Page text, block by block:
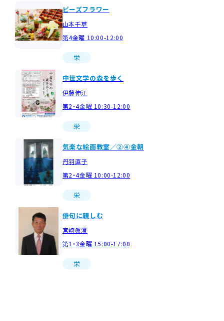
ビーズフラワー
山本千草
第4金曜 10:00-12:00
栄
中世文学の森を歩く
伊藤伸江
第2・4金曜 10:30-12:00
栄
気楽な絵画教室／②④金朝
丹羽直子
第2・4金曜 10:00-12:00
栄
俳句に親しむ
宮崎眞澄
第1・3金曜 15:00-17:00
栄